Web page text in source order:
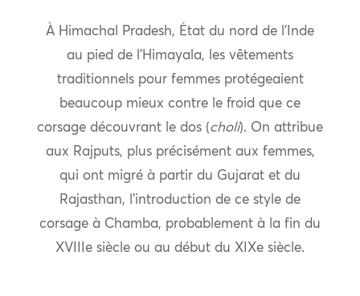
À Himachal Pradesh, État du nord de l’Inde
au pied de l’Himayala, les vêtements
traditionnels pour femmes protégeaient
beaucoup mieux contre le froid que ce
corsage découvrant le dos (choli). On attribue
aux Rajputs, plus précisément aux femmes,
qui ont migré à partir du Gujarat et du
Rajasthan, l’introduction de ce style de
corsage à Chamba, probablement à la fin du
XVIIIe siècle ou au début du XIXe siècle.